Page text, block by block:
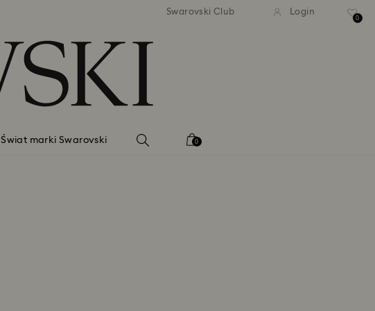
Bezpłatna standardowa wysyłka dla
zamówień powyżej 420 PLN
Bezpłatna standardowa
zamówień powyżej 420
Swarovski Club Login
0
Świat marki Swarovski 0